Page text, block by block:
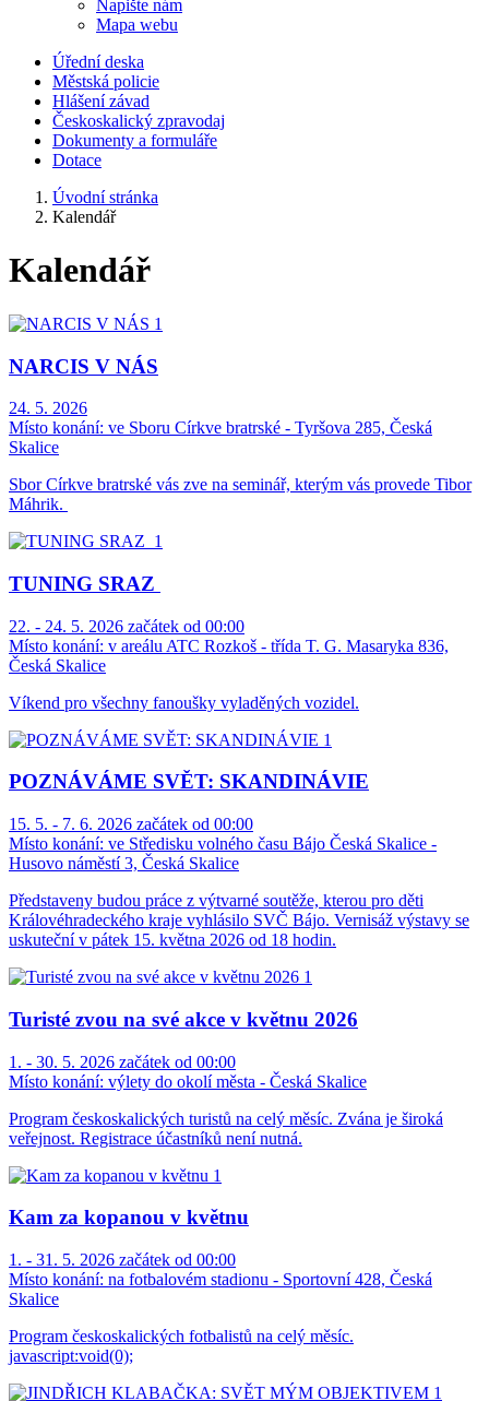
Napište nám
Mapa webu
Úřední deska
Městská policie
Hlášení závad
Českoskalický zpravodaj
Dokumenty a formuláře
Dotace
Úvodní stránka
Kalendář
Kalendář
NARCIS V NÁS
24. 5. 2026
Místo konání: ve Sboru Církve bratrské - Tyršova 285, Česká
Skalice
Sbor Církve bratrské vás zve na seminář, kterým vás provede Tibor
Máhrik.
TUNING SRAZ
22. - 24. 5. 2026 začátek od 00:00
Místo konání: v areálu ATC Rozkoš - třída T. G. Masaryka 836,
Česká Skalice
Víkend pro všechny fanoušky vyladěných vozidel.
POZNÁVÁME SVĚT: SKANDINÁVIE
15. 5. - 7. 6. 2026 začátek od 00:00
Místo konání: ve Středisku volného času Bájo Česká Skalice -
Husovo náměstí 3, Česká Skalice
Představeny budou práce z výtvarné soutěže, kterou pro děti
Královéhradeckého kraje vyhlásilo SVČ Bájo. Vernisáž výstavy se
uskuteční v pátek 15. května 2026 od 18 hodin.
Turisté zvou na své akce v květnu 2026
1. - 30. 5. 2026 začátek od 00:00
Místo konání: výlety do okolí města - Česká Skalice
Program českoskalických turistů na celý měsíc. Zvána je široká
veřejnost. Registrace účastníků není nutná.
Kam za kopanou v květnu
1. - 31. 5. 2026 začátek od 00:00
Místo konání: na fotbalovém stadionu - Sportovní 428, Česká
Skalice
Program českoskalických fotbalistů na celý měsíc.
javascript:void(0);